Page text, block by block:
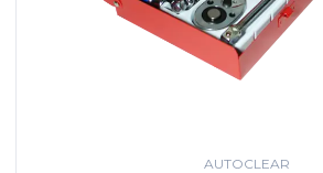
AUTOCLEAR